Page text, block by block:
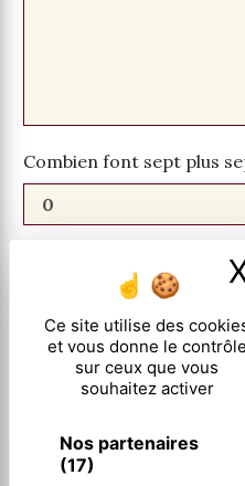
Ce site utilise des
et vous donne le contrôle
sur ceux que vous
souhaitez activer
Nos partenaires
(17)
Combien font sept plus
En cochant cette
particulières ci-
** Les données personnelles
de vous contacter et sont
Elles sont destinées à et ses
répondre à votre message. Les
communiquées aux seuls